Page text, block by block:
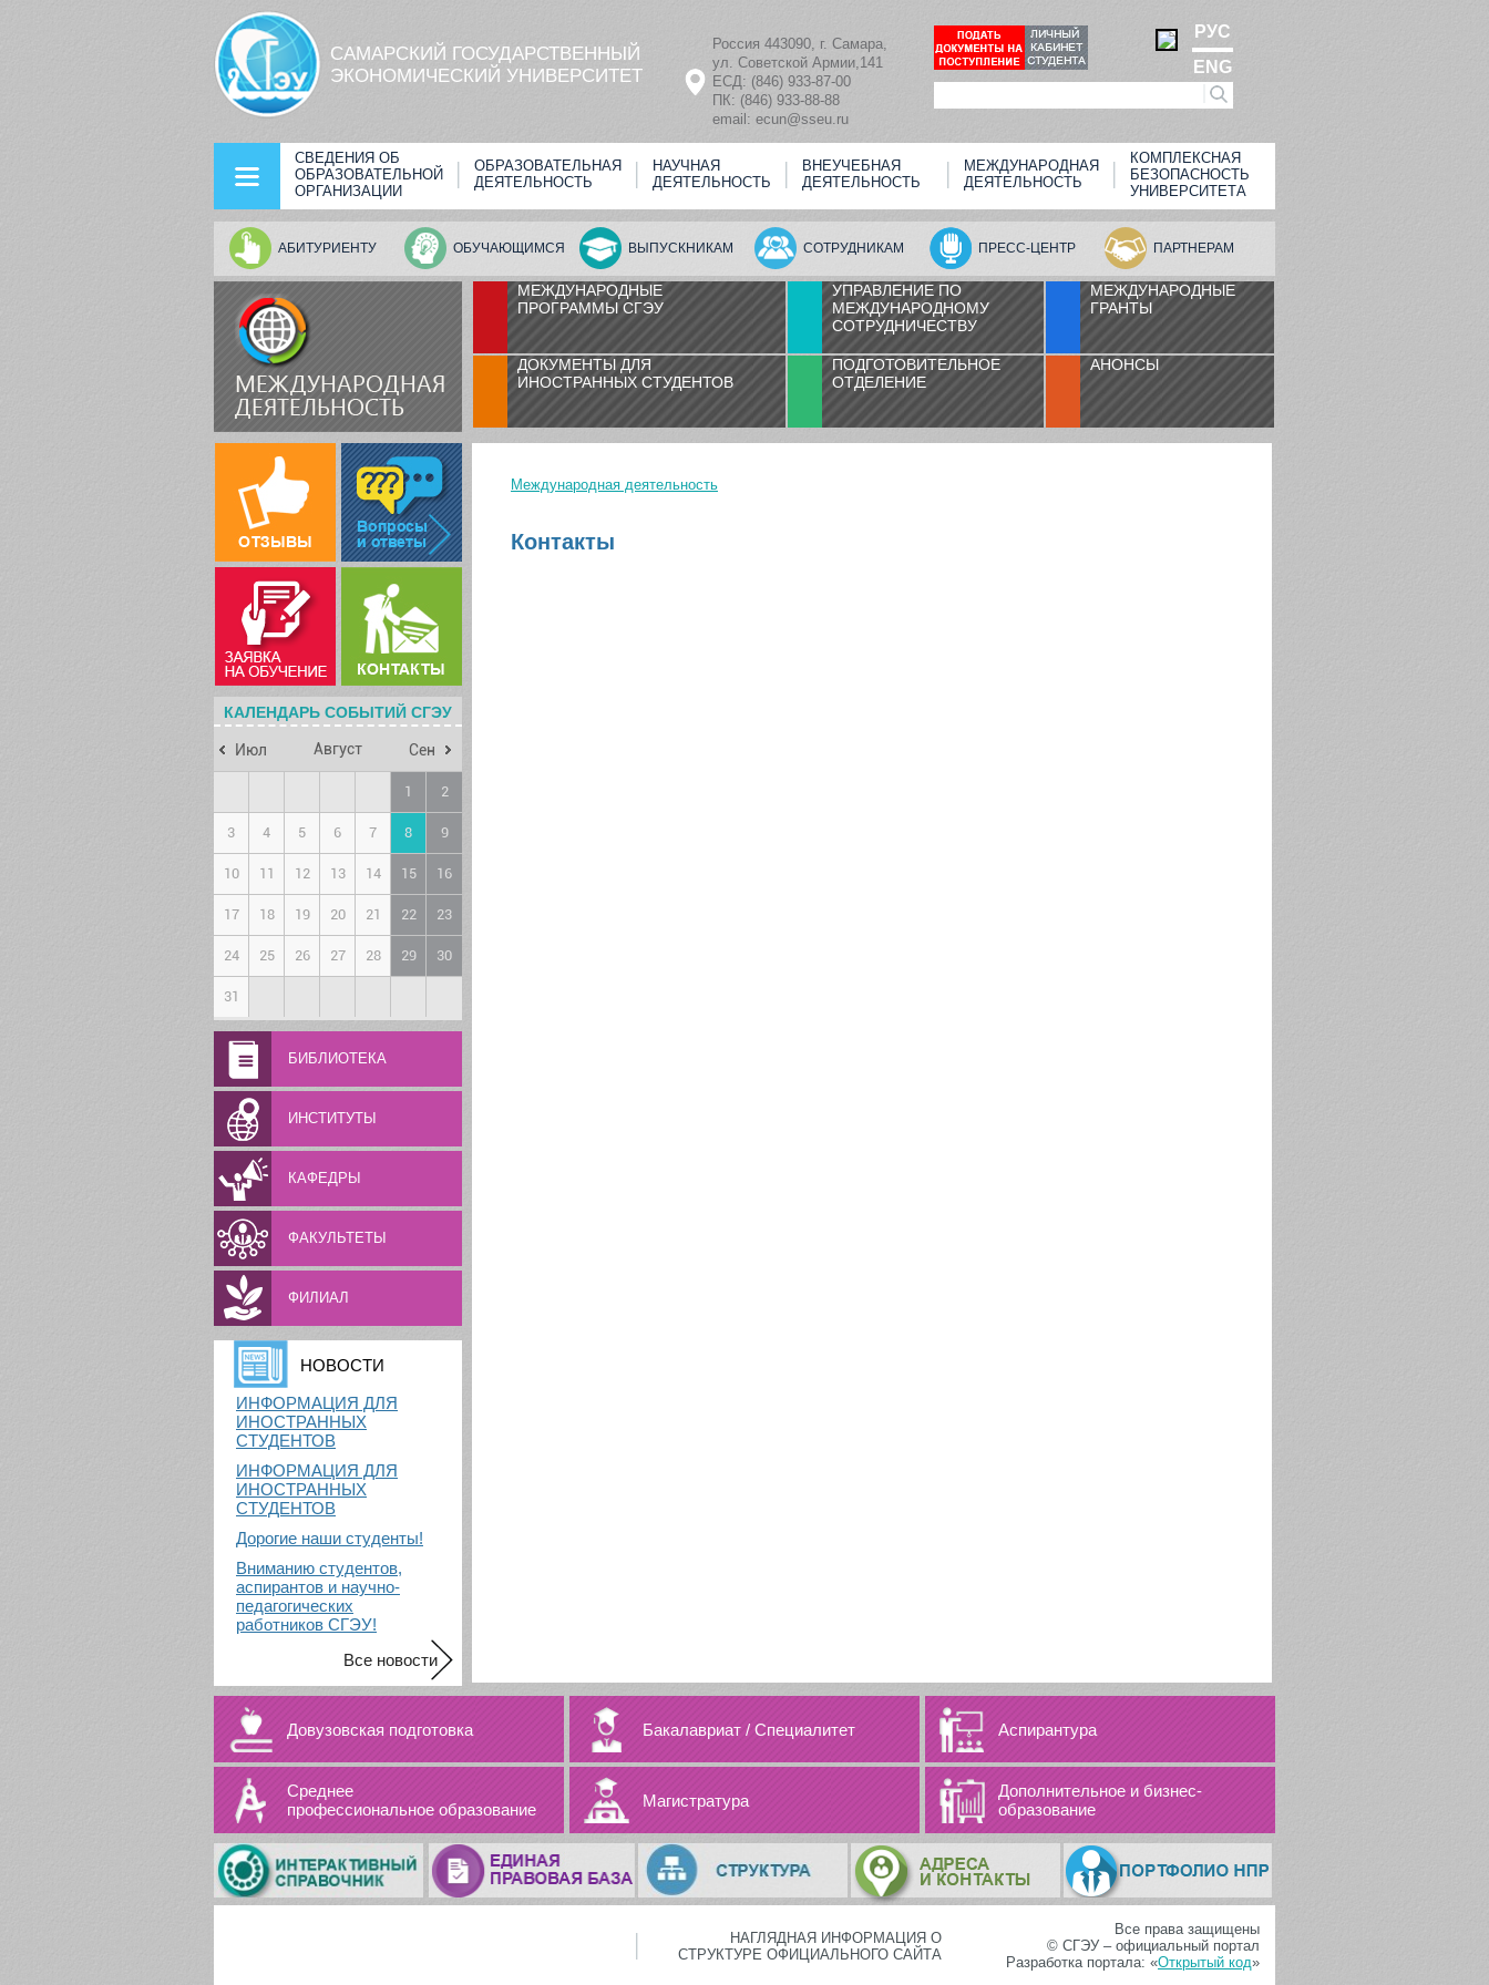
САМАРСКИЙ ГОСУДАРСТВЕННЫЙ
ЭКОНОМИЧЕСКИЙ УНИВЕРСИТЕТ
Россия 443090, г. Самара,
ул. Советской Армии,141
ЕСД: (846) 933-87-00
ПК: (846) 933-88-88
email: ecun@sseu.ru
РУС
ENG
СВЕДЕНИЯ ОБ
ОБРАЗОВАТЕЛЬНОЙ
ОРГАНИЗАЦИИ
ОБРАЗОВАТЕЛЬНАЯ
ДЕЯТЕЛЬНОСТЬ
НАУЧНАЯ
ДЕЯТЕЛЬНОСТЬ
ВНЕУЧЕБНАЯ
ДЕЯТЕЛЬНОСТЬ
МЕЖДУНАРОДНАЯ
ДЕЯТЕЛЬНОСТЬ
КОМПЛЕКСНАЯ
БЕЗОПАСНОСТЬ
УНИВЕРСИТЕТА
ПАРТНЕРАМ
ПРЕСС-ЦЕНТР
СОТРУДНИКАМ
ВЫПУСКНИКАМ
ОБУЧАЮЩИМСЯ
АБИТУРИЕНТУ
КАЛЕНДАРЬ СОБЫТИЙ СГЭУ
Июл Август Сен
1 2
3 4 5 6 7 8 9
10 11 12 13 14 15 16
17 18 19 20 21 22 23
24 25 26 27 28 29 30
31
БИБЛИОТЕКА
ИНСТИТУТЫ
КАФЕДРЫ
ФАКУЛЬТЕТЫ
ФИЛИАЛ
НОВОСТИ
ИНФОРМАЦИЯ ДЛЯ
ИНОСТРАННЫХ
СТУДЕНТОВ
ИНФОРМАЦИЯ ДЛЯ
ИНОСТРАННЫХ
СТУДЕНТОВ
Дорогие наши студенты!
Вниманию студентов,
аспирантов и научно-
педагогических
работников СГЭУ!
Все новости
МЕЖДУНАРОДНЫЕ
ПРОГРАММЫ СГЭУ
УПРАВЛЕНИЕ ПО
МЕЖДУНАРОДНОМУ
СОТРУДНИЧЕСТВУ
МЕЖДУНАРОДНЫЕ
ГРАНТЫ
ДОКУМЕНТЫ ДЛЯ
ИНОСТРАННЫХ СТУДЕНТОВ
ПОДГОТОВИТЕЛЬНОЕ
ОТДЕЛЕНИЕ
АНОНСЫ
Международная деятельность
Контакты
Довузовская подготовка Бакалавриат/ Специалитет Аспирантура
Среднее
профессиональное образование
Магистратура
Дополнительное и бизнес-
образование
НАГЛЯДНАЯ ИНФОРМАЦИЯ О
СТРУКТУРЕ ОФИЦИАЛЬНОГО САЙТА
Все права защищены
© СГЭУ – официальный портал
Разработка портала: «Открытый код»